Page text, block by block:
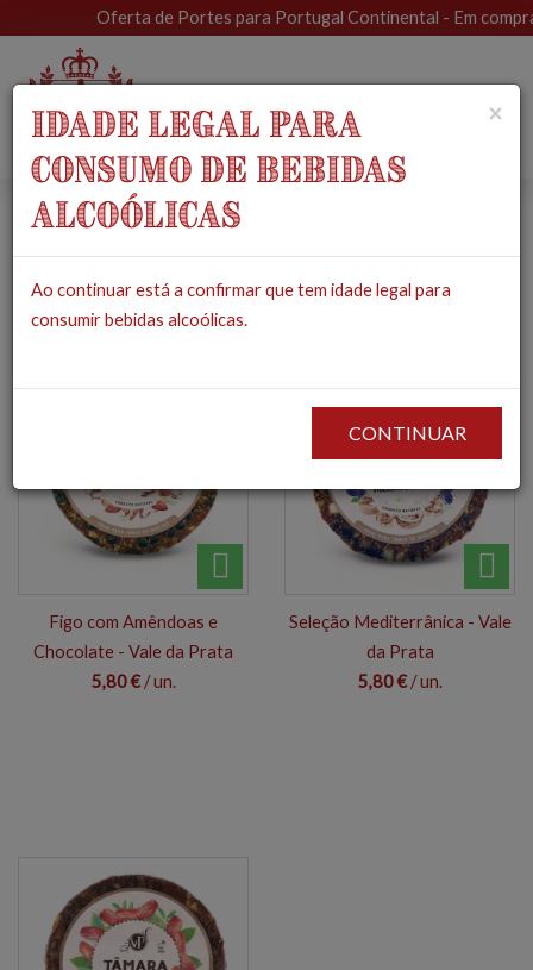
Oferta de Portes para Portugal Continental - Em
Frutos Secos
PRODUTOS MERCEARIA FRUTOS SECOS
Figo com Amêndoas e
Chocolate - Vale da Prata
5,80 €/ un.
Seleção Mediterrânica - Vale
da Prata
5,80 €/ un.
×
IDADE LEGAL PARA
CONSUMO DE BEBIDAS
ALCOÓLICAS
Ao continuar está a confirmar que tem idade legal para
consumir bebidas alcoólicas.
CONTINUAR